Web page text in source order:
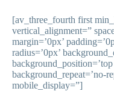
[av_three_fourth first
vertical_alignment=”
margin=’0px’
radius=’0px’
background_position=’top
background_repeat=’no-
mobile_display=”]